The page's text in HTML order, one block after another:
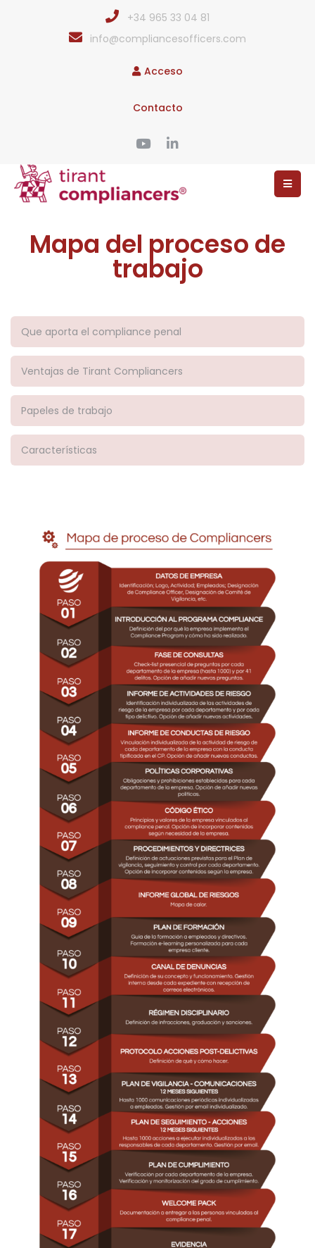
+34 965 33 04 81
info@compliancesofficers.com
Acceso
Contacto
Mapa del proceso de
trabajo
Que aporta el compliance penal
Ventajas de Tirant Compliancers
Papeles de trabajo
Características